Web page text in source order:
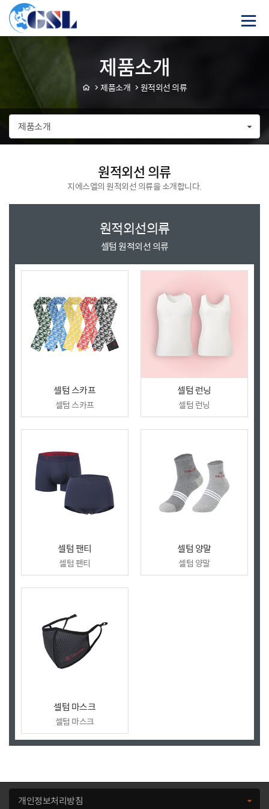
컨텐츠 바로가기
제품소개
제품소개 원적외선 의류
제품소개
원적외선 의류
지에스엘의 원적외선 의류을 소개합니다.
원적외선의류
셀텀 원적외선 의류
셀텀 스카프
셀텀 스카프
셀텀 런닝
셀텀 런닝
셀텀 팬티
셀텀 팬티
셀텀 양말
셀텀 양말
셀텀 마스크
셀텀 마스크
개인정보처리방침